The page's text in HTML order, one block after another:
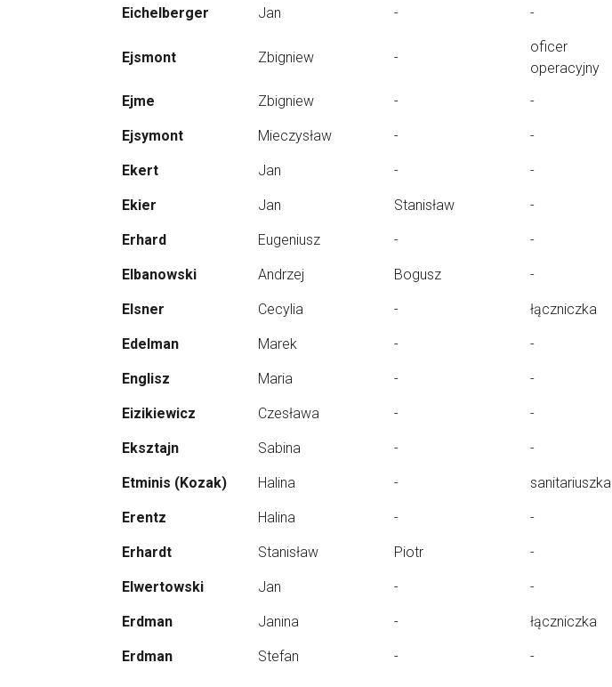
Eichelberger Jan - -
Ejsmont Zbigniew -
oficer
operacyjny
Ejme Zbigniew - -
Ejsymont Mieczysław - -
Ekert Jan - -
Ekier Jan Stanisław -
Erhard Eugeniusz - -
Elbanowski Andrzej Bogusz -
Elsner Cecylia - łączniczka
Edelman Marek - -
Englisz Maria - -
Eizikiewicz Czesława - -
Eksztajn Sabina - -
Etminis (Kozak) Halina - sanitariuszka
Erentz Halina - -
Erhardt Stanisław Piotr -
Elwertowski Jan - -
Erdman Janina - łączniczka
Erdman Stefan - -